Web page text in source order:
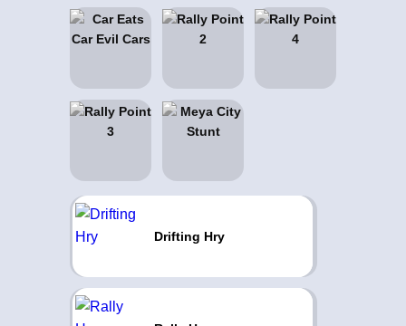
Drifting Hry